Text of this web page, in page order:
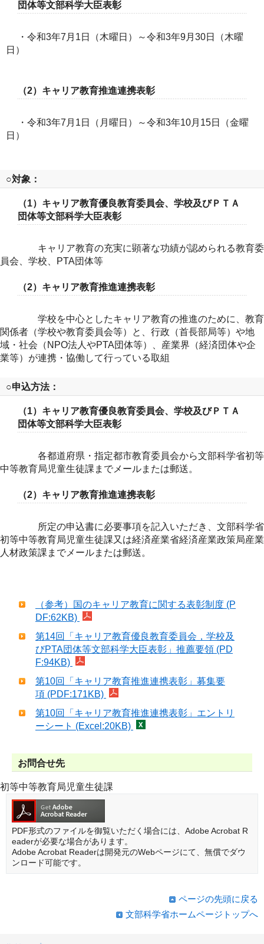
団体等文部科学大臣表彰
・令和3年7月1日（木曜日）～令和3年9月30日（木曜
日）
（2）キャリア教育推進連携表彰
・令和3年7月1日（月曜日）～令和3年10月15日（金曜
日）
○対象：
（1）キャリア教育優良教育委員会、学校及びＰＴＡ
団体等文部科学大臣表彰
キャリア教育の充実に顕著な功績が認められる教育委
員会、学校、PTA団体等
（2）キャリア教育推進連携表彰
学校を中心としたキャリア教育の推進のために、教育
関係者（学校や教育委員会等）と、行政（首長部局等）や地
域・社会（NPO法人やPTA団体等）、産業界（経済団体や企
業等）が連携・協働して行っている取組
○申込方法：
（1）キャリア教育優良教育委員会、学校及びＰＴＡ
団体等文部科学大臣表彰
各都道府県・指定都市教育委員会から文部科学省初等
中等教育局児童生徒課までメールまたは郵送。
（2）キャリア教育推進連携表彰
所定の申込書に必要事項を記入いただき、文部科学省
初等中等教育局児童生徒課又は経済産業省経済産業政策局産業
人材政策課までメールまたは郵送。
（参考）国のキャリア教育に関する表彰制度 (P
DF:62KB)
第14回「キャリア教育優良教育委員会，学校及
びPTA団体等文部科学大臣表彰」推薦要領 (PD
F:94KB)
第10回「キャリア教育推進連携表彰」募集要
項 (PDF:171KB)
第10回「キャリア教育推進連携表彰」エントリ
ーシート (Excel:20KB)
お問合せ先
初等中等教育局児童生徒課
PDF形式のファイルを御覧いただく場合には、Adobe Acrobat R
eaderが必要な場合があります。
Adobe Acrobat Readerは開発元のWebページにて、無償でダウ
ンロード可能です。
ページの先頭に戻る
文部科学省ホームページトップへ